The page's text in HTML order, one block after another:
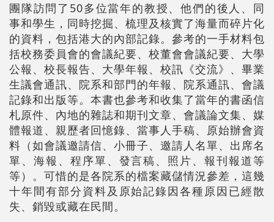
團隊訪問了50多位當年的教授、他們的後人、同
事和學生，同時挖掘、梳理及核實了海量而碎片化
的資料，包括港大的內部記錄。參考的一手材料包
括校務委員會的會議紀要、校董會會議紀要、大學
公報、校長報告、大學年報、校訊《交流》、畢業
生議會通訊、院系和部門的年報、院系通訊、會議
記錄和出版等。本書也參考和收集了當年的書函信
札原件、內地的雜誌和期刊文章、會議論文集、媒
體報道、親歷者回憶錄、當事人手稿、原始辦會資
料（如會議邀請信、小冊子、邀請人名單、出席名
單、海報、程序單、發言稿、照片、報刊報道等
等）。可惜的是各院系的檔案藏儲情況參差，這幾
十年間有部分資料及原始記錄因各種原因已經散
失、銷毀或藏在民間。